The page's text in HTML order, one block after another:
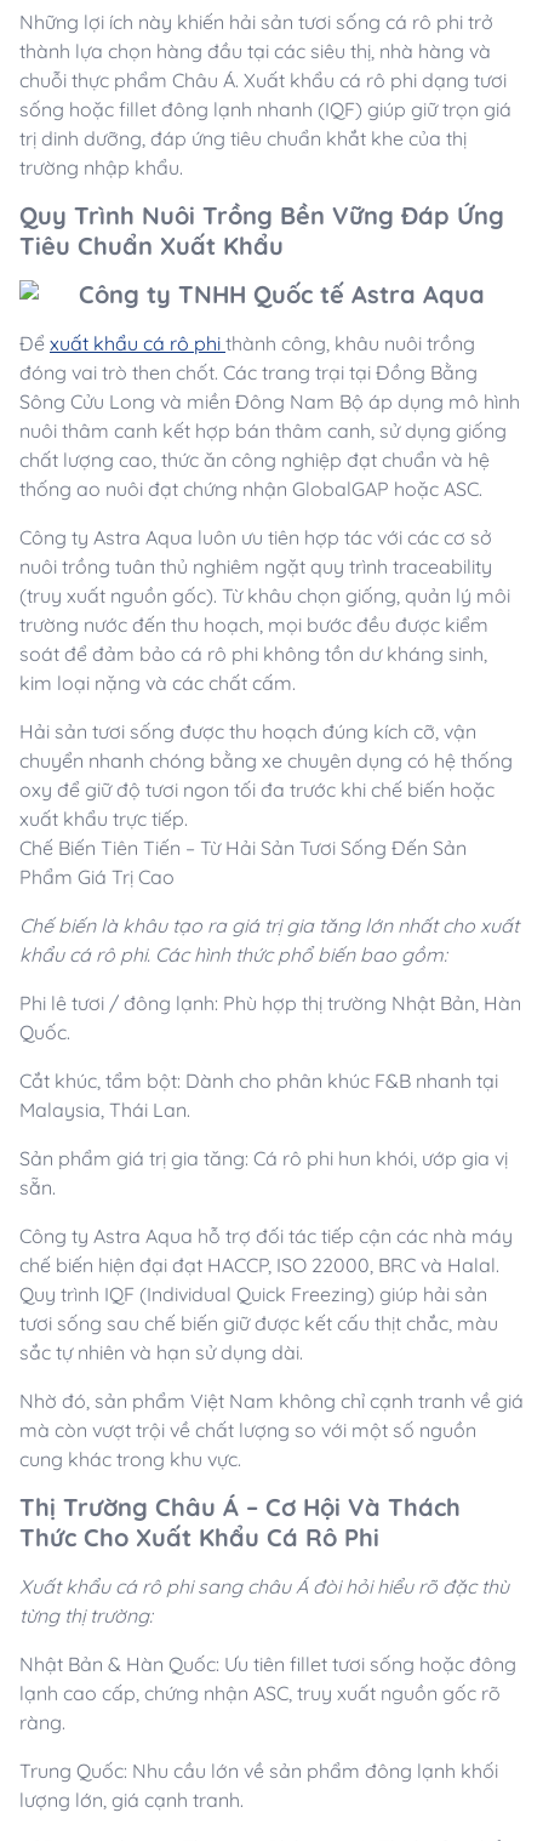
Những lợi ích này khiến hải sản tươi sống cá rô phi trở
thành lựa chọn hàng đầu tại các siêu thị, nhà hàng và
chuỗi thực phẩm Châu Á. Xuất khẩu cá rô phi dạng tươi
sống hoặc fillet đông lạnh nhanh (IQF) giúp giữ trọn giá
trị dinh dưỡng, đáp ứng tiêu chuẩn khắt khe của thị
trường nhập khẩu.
Quy Trình Nuôi Trồng Bền Vững Đáp Ứng
Tiêu Chuẩn Xuất Khẩu
Để xuất khẩu cá rô phi thành công, khâu nuôi trồng
đóng vai trò then chốt. Các trang trại tại Đồng Bằng
Sông Cửu Long và miền Đông Nam Bộ áp dụng mô hình
nuôi thâm canh kết hợp bán thâm canh, sử dụng giống
chất lượng cao, thức ăn công nghiệp đạt chuẩn và hệ
thống ao nuôi đạt chứng nhận GlobalGAP hoặc ASC.
Công ty Astra Aqua luôn ưu tiên hợp tác với các cơ sở
nuôi trồng tuân thủ nghiêm ngặt quy trình traceability
(truy xuất nguồn gốc). Từ khâu chọn giống, quản lý môi
trường nước đến thu hoạch, mọi bước đều được kiểm
soát để đảm bảo cá rô phi không tồn dư kháng sinh,
kim loại nặng và các chất cấm.
Hải sản tươi sống được thu hoạch đúng kích cỡ, vận
chuyển nhanh chóng bằng xe chuyên dụng có hệ thống
oxy để giữ độ tươi ngon tối đa trước khi chế biến hoặc
xuất khẩu trực tiếp.
Chế Biến Tiên Tiến – Từ Hải Sản Tươi Sống Đến Sản
Phẩm Giá Trị Cao
Chế biến là khâu tạo ra giá trị gia tăng lớn nhất cho xuất
khẩu cá rô phi. Các hình thức phổ biến bao gồm:
Phi lê tươi / đông lạnh: Phù hợp thị trường Nhật Bản, Hàn
Quốc.
Cắt khúc, tẩm bột: Dành cho phân khúc F&B nhanh tại
Malaysia, Thái Lan.
Sản phẩm giá trị gia tăng: Cá rô phi hun khói, ướp gia vị
sẵn.
Công ty Astra Aqua hỗ trợ đối tác tiếp cận các nhà máy
chế biến hiện đại đạt HACCP, ISO 22000, BRC và Halal.
Quy trình IQF (Individual Quick Freezing) giúp hải sản
tươi sống sau chế biến giữ được kết cấu thịt chắc, màu
sắc tự nhiên và hạn sử dụng dài.
Nhờ đó, sản phẩm Việt Nam không chỉ cạnh tranh về giá
mà còn vượt trội về chất lượng so với một số nguồn
cung khác trong khu vực.
Thị Trường Châu Á – Cơ Hội Và Thách
Thức Cho Xuất Khẩu Cá Rô Phi
Xuất khẩu cá rô phi sang châu Á đòi hỏi hiểu rõ đặc thù
từng thị trường:
Nhật Bản & Hàn Quốc: Ưu tiên fillet tươi sống hoặc đông
lạnh cao cấp, chứng nhận ASC, truy xuất nguồn gốc rõ
ràng.
Trung Quốc: Nhu cầu lớn về sản phẩm đông lạnh khối
lượng lớn, giá cạnh tranh.